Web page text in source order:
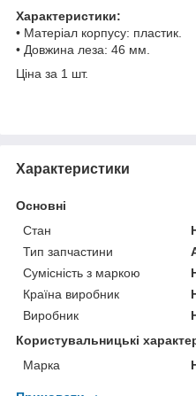
Характеристики:
• Матеріал корпусу: пластик.
• Довжина леза: 46 мм.
Ціна за 1 шт.
Характеристики
Основні
Стан
Тип запчастини
Сумісність з маркою
Країна виробник
Виробник
Користувальницькі
Марка